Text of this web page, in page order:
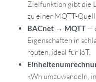
Zielfunktion gibt die
zu einer MQTT-
BACnet → MQTT —
Eigenschaften in
routen, ideal für IoT.
kWh umzuwandeln,